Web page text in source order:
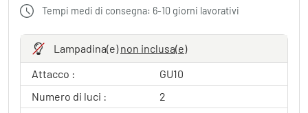
Tempi medi di consegna: 6-10 giorni lavorativi
Lampadina(e)non inclusa(e)
Attacco :
GU10
Numero di luci :
2